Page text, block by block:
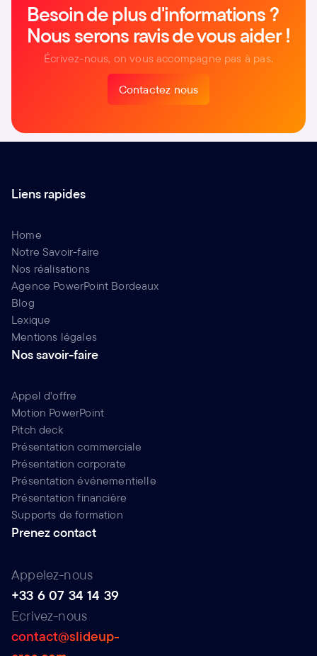
Besoin de plus d'informations ?
Nous serons ravis de vous aider !
Écrivez-nous, on vous accompagne pas à pas.
Contactez nous
Contactez nous
Liens rapides
Home
Notre Savoir-faire
Nos réalisations
Agence PowerPoint Bordeaux
Blog
Lexique
Mentions légales
Nos savoir-faire
Appel d'offre
Motion PowerPoint
Pitch deck
Présentation commerciale
Présentation corporate
Présentation événementielle
Présentation financière
Supports de formation
Prenez contact
Appelez-nous
+33 6 07 34 14 39
Ecrivez-nous
contact@slideup-